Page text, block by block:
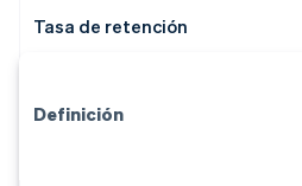
Tasa de retención
Definición